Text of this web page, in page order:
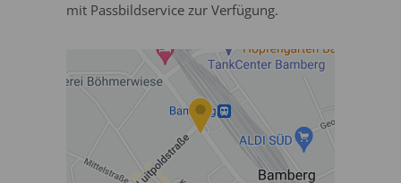
mit Passbildservice zur Verfügung.